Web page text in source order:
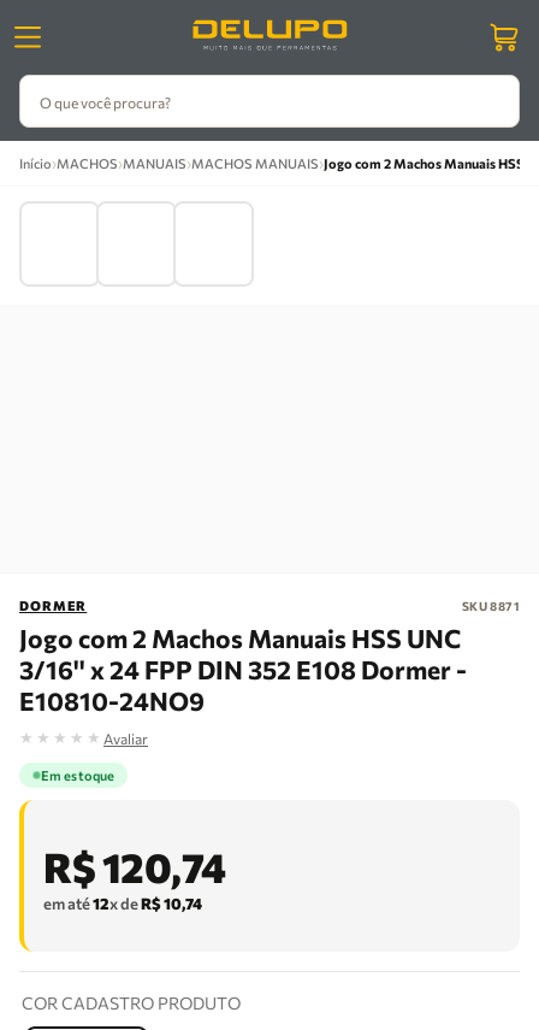
O que você procura?
Início›MACHOS›MANUAIS›MACHOS MANUAIS›Jogo com 2 Machos Manuais HSS
DORMER SKU8871
Jogo com 2 Machos Manuais HSS UNC
3/16'' x 24 FPP DIN 352 E108 Dormer -
E10810-24NO9
★ ★ ★ ★ ★ Avaliar
Em estoque
R$120,74
em até12x deR$10,74
COR CADASTRO PRODUTO